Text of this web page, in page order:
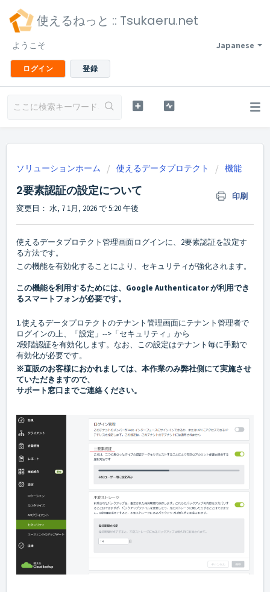
使えるねっと :: Tsukaeru.net
Japanese
ようこそ
ログイン 登録
ソリューションホーム 使えるデータプロテクト 機能
2要素認証の設定について 印刷
変更日： 水, 7 1月, 2026 で 5:20 午後
使えるデータプロテクト管理画面ログインに、2要素認証を設定す
る方法です。
この機能を有効化することにより、セキュリティが強化されます。
この機能を利用するためには、Google Authenticator が利用でき
るスマートフォンが必要です。
1.使えるデータプロテクトのテナント管理画面にテナント管理者で
ログインの上、「設定」-->「セキュリティ」から
2段階認証を有効化します。なお、この設定はテナント毎に手動で
有効化が必要です。
※直販のお客様におかれましては、本作業のみ弊社側にて実施させ
ていただきますので、
サポート窓口までご連絡ください。